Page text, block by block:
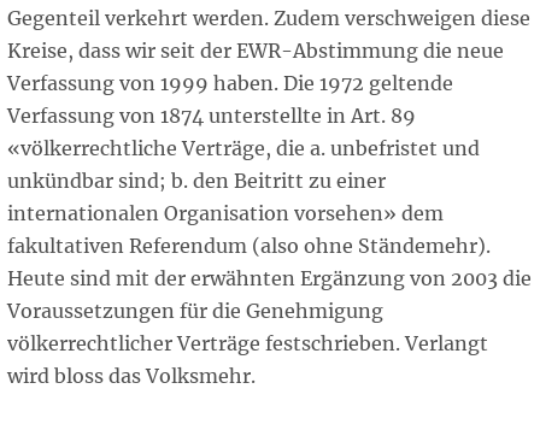
Gegenteil verkehrt werden. Zudem verschweigen diese
Kreise, dass wir seit der EWR-Abstimmung die neue
Verfassung von 1999 haben. Die 1972 geltende
Verfassung von 1874 unterstellte in Art. 89
«völkerrechtliche Verträge, die a. unbefristet und
unkündbar sind; b. den Beitritt zu einer
internationalen Organisation vorsehen» dem
fakultativen Referendum (also ohne Ständemehr).
Heute sind mit der erwähnten Ergänzung von 2003 die
Voraussetzungen für die Genehmigung
völkerrechtlicher Verträge festschrieben. Verlangt
wird bloss das Volksmehr.